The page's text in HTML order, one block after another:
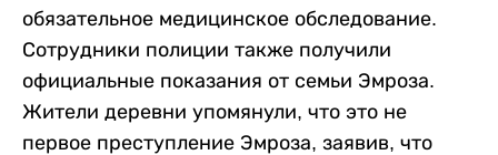
обязательное медицинское обследование.
Сотрудники полиции также получили
официальные показания от семьи Эмроза.
Жители деревни упомянули, что это не
первое преступление Эмроза, заявив, что